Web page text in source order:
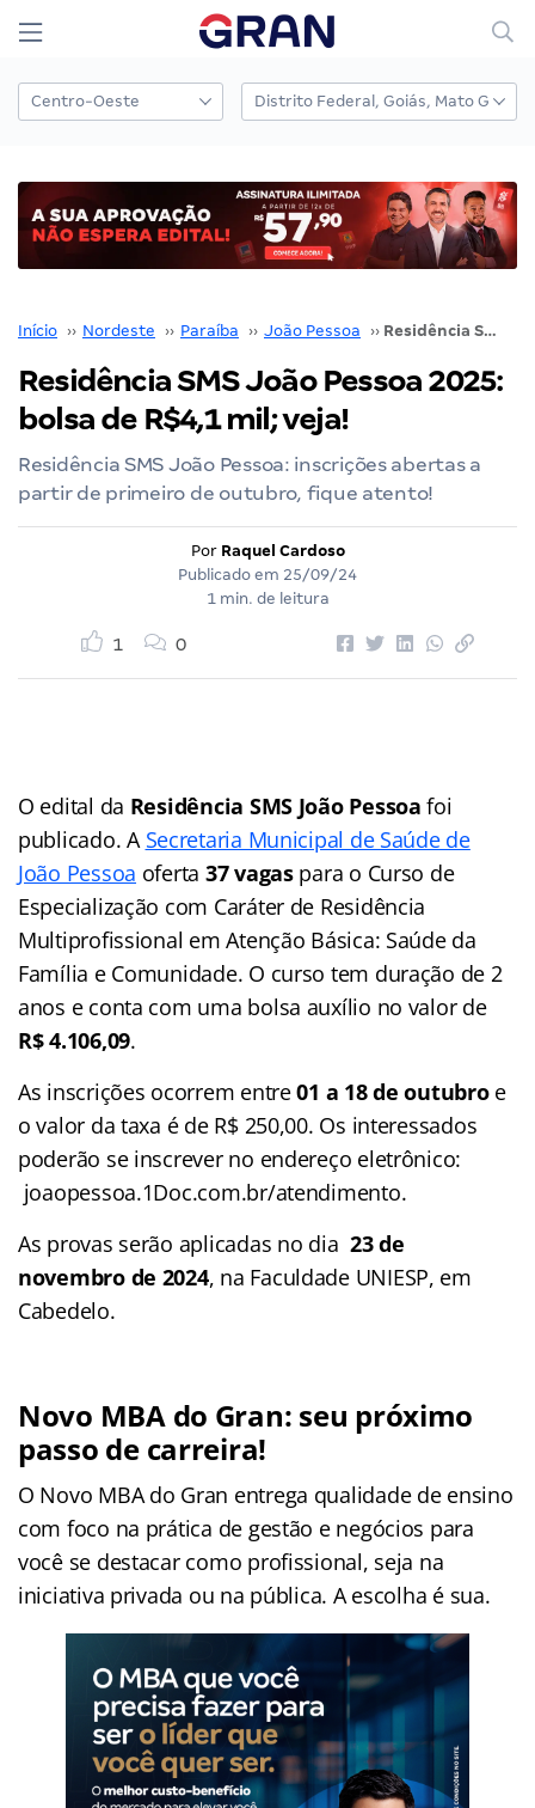
Início ›› Nordeste ›› Paraíba ›› João Pessoa ›› Residência SMS João Pessoa 2025: bolsa de R$4,1 mil; veja!
Residência SMS João Pessoa 2025:
bolsa de R$4,1 mil; veja!
Residência SMS João Pessoa: inscrições abertas a
partir de primeiro de outubro, fique atento!
Por Raquel Cardoso
Publicado em 25/09/24
1 min. de leitura
1 0
O edital da Residência SMS João Pessoa foi
publicado. A Secretaria Municipal de Saúde de
João Pessoa oferta 37 vagaspara o Curso de
Especialização com Caráter de Residência
Multiprofissional em Atenção Básica: Saúde da
Família e Comunidade. O curso tem duração de 2
anos e conta com uma bolsa auxílio no valor de
R$ 4.106,09.
As inscrições ocorrem entre01 a 18 de outubro e
o valor da taxa é de R$ 250,00. Os interessados
poderão se inscrever no endereço eletrônico:
joaopessoa.1Doc.com.br/atendimento.
As provas serão aplicadas no dia 23 de
novembro de 2024, na Faculdade UNIESP, em
Cabedelo.
Novo MBA do Gran: seu próximo
passo de carreira!
O Novo MBA do Gran entrega qualidade de ensino
com foco na prática de gestão e negócios para
você se destacar como profissional, seja na
iniciativa privada ou na pública. A escolha é sua.